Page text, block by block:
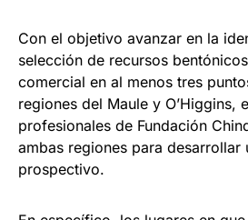
Con el objetivo avanzar en la
selección de recursos
comercial en al menos tres
regiones del Maule y O’Higgins,
profesionales de Fundación
ambas regiones para desarrollar
prospectivo.